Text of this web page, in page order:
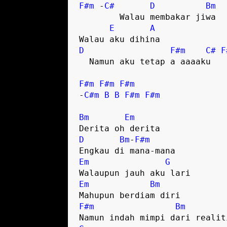
F#m - C# D
Bm
E
A
D
F#m C#
F#m F#m
F#m
- C#m B B F#m F#m
Bm
Em
D
Bm- F#m
Em
G
Em
Bm
F#m
Bm